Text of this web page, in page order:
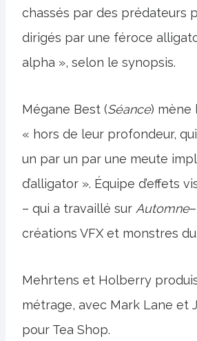
chassés par des prédateurs
dirigés par une féroce
alpha », selon le synopsis.
Mégane Best (Séance) mène
« hors de leur profondeur,
un par un par une meute
d’alligator ». Équipe d’effets
– qui a travaillé sur Automne
créations VFX et monstres
Mehrtens et Holberry
métrage, avec Mark Lane et
pour Tea Shop.